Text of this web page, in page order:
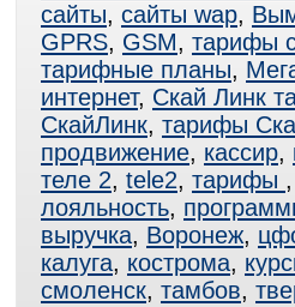
сайты, сайты wap,
GPRS, GSM, тарифы
тарифные планы,
интернет, Скай Линк
СкайЛинк, тарифы
продвижение, кассир,
теле 2, tele2, тарифы
лояльность,
выручка, Воронеж,
калуга, кострома,
смоленск, тамбов,